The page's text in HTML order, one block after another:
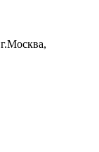
г.Москва,